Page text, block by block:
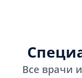
Все врачи